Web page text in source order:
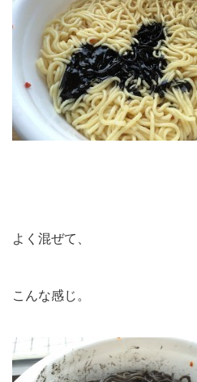
よく混ぜて、
こんな感じ。